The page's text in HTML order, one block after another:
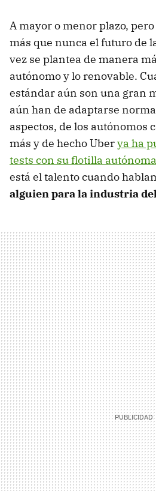
A mayor o menor plazo,
más que nunca el futuro de
vez se plantea de manera
autónomo y lo renovable.
estándar aún son una gran
aún han de adaptarse
aspectos, de los autónomos
más y de hecho Uberya ha
tests con su flotilla autónoma
está el talento cuando
alguien para la industria